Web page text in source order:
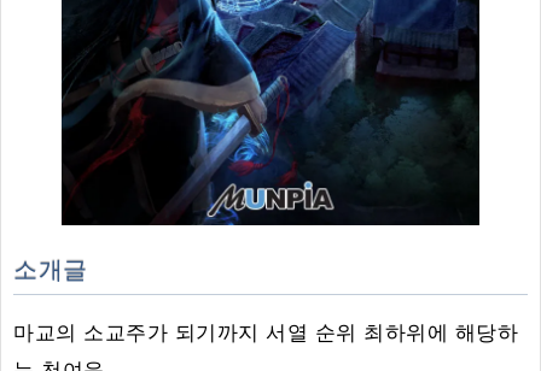
소개글
마교의 소교주가 되기까지 서열 순위 최하위에 해당하